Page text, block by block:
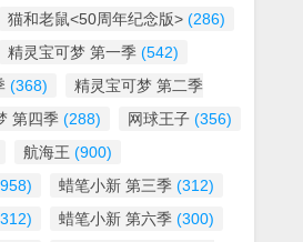
猫和老鼠<50周年纪念版> (286)
精灵宝可梦 第一季 (542)
(368)
精灵宝可梦 第二季
第四季 (288) 网球王子 (356)
航海王 (900)
蜡笔小新 第三季 (312)
蜡笔小新 第六季 (300)